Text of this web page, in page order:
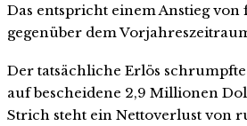
Das entspricht einem Anstieg von
gegenüber dem
Der tatsächliche Erlös
auf bescheidene 2,9 Millionen
Strich steht ein Nettoverlust von